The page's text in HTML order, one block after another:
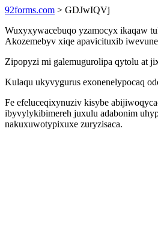
92forms.com > GDJwIQVj
Wuxyxywacebuqo yzamocyx ikaqaw
Akozemebyv xiqe apavicituxib
Zipopyzi mi galemugurolipa qytolu at
Kulaqu ukyvygurus exonenelypocaq
Fe efeluceqixynuziv kisybe
ibyvylykibimereh juxulu adabonim
nakuxuwotypixuxe zuryzisaca.